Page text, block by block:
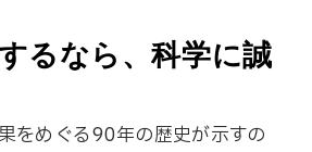
るなら、科学に誠
をめぐる90年の歴史が示すの